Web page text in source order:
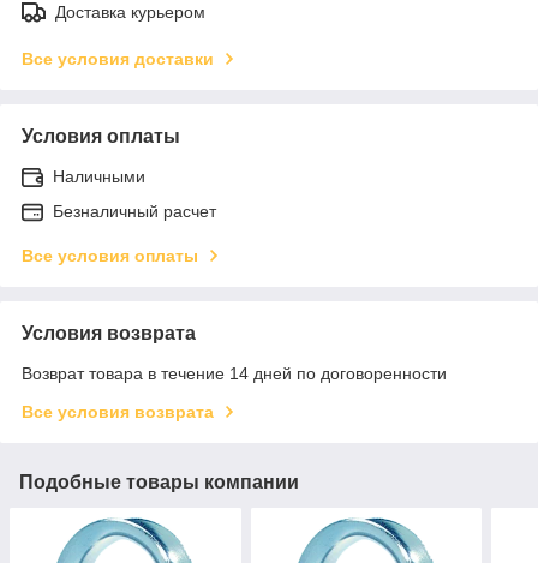
Доставка курьером
Все условия доставки
Условия оплаты
Наличными
Безналичный расчет
Все условия оплаты
Условия возврата
Возврат товара в течение 14 дней по договоренности
Все условия возврата
Подобные товары компании